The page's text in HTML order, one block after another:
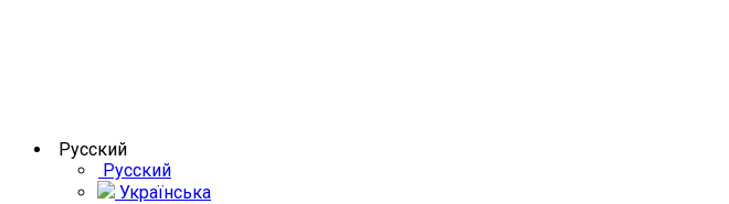
Русский
Русский
Українська